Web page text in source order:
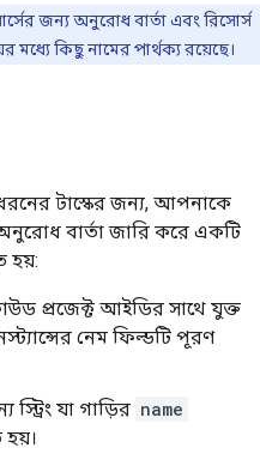
জন্য অনুরোধ বার্তা এবং রিসোর্স
কিছু নামের পার্থক্য রয়েছে।
টাস্কের জন্য, আপনাকে
বার্তা জারি করে একটি
হয়:
প্রজেক্ট আইডির সাথে যুক্ত
নেম ফিল্ডটি পূরণ
যা গাড়ির name
হয়।